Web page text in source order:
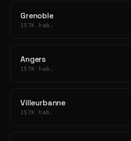
Grenoble
157K hab.
Angers
157K hab.
Villeurbanne
157K hab.